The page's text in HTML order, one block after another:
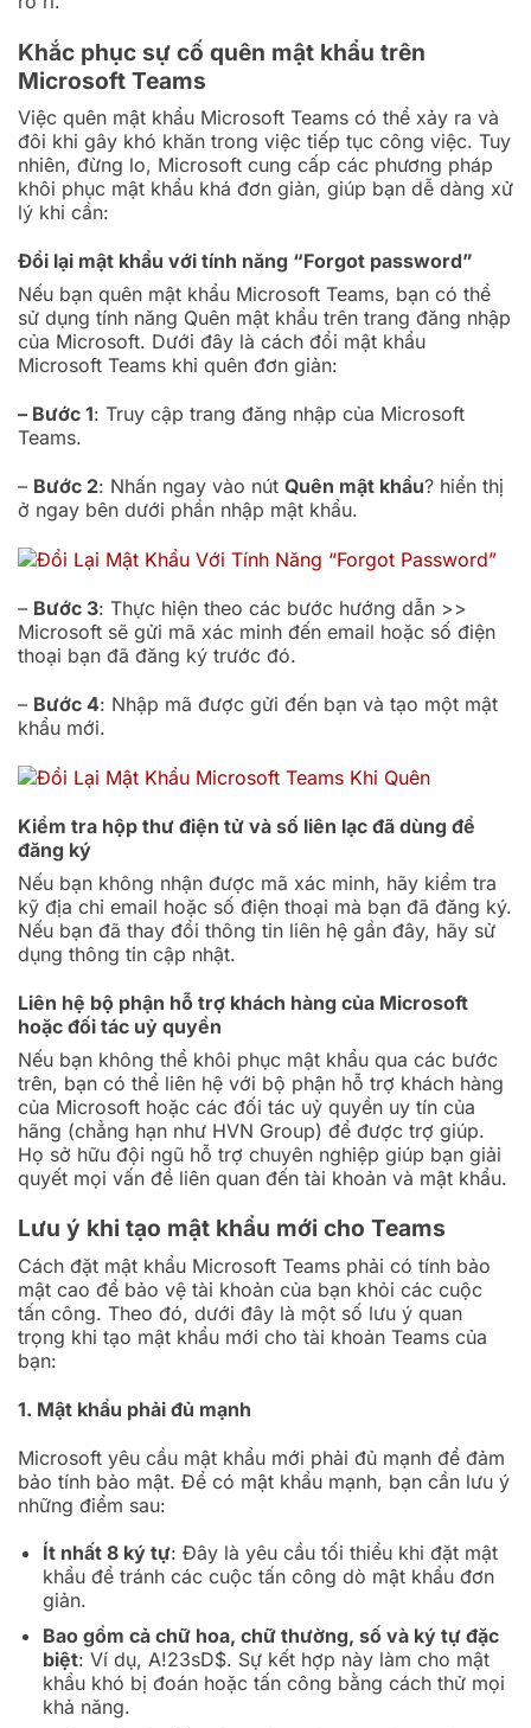
Khắc phục sự cố quên mật khẩu trên
Microsoft Teams
Việc quên mật khẩu Microsoft Teams có thể xảy ra và
đôi khi gây khó khăn trong việc tiếp tục công việc. Tuy
nhiên, đừng lo, Microsoft cung cấp các phương pháp
khôi phục mật khẩu khá đơn giản, giúp bạn dễ dàng xử
lý khi cần:
Đổi lại mật khẩu với tính năng “Forgot password”
Nếu bạn quên mật khẩu Microsoft Teams, bạn có thể
sử dụng tính năng Quên mật khẩu trên trang đăng nhập
của Microsoft. Dưới đây là cách đổi mật khẩu
Microsoft Teams khi quên đơn giản:
– Bước 1: Truy cập trang đăng nhập của Microsoft
Teams.
– Bước 2: Nhấn ngay vào nút Quên mật khẩu? hiển thị
ở ngay bên dưới phần nhập mật khẩu.
– Bước 3: Thực hiện theo các bước hướng dẫn >>
Microsoft sẽ gửi mã xác minh đến email hoặc số điện
thoại bạn đã đăng ký trước đó.
– Bước 4: Nhập mã được gửi đến bạn và tạo một mật
khẩu mới.
Kiểm tra hộp thư điện tử và số liên lạc đã dùng để
đăng ký
Nếu bạn không nhận được mã xác minh, hãy kiểm tra
kỹ địa chỉ email hoặc số điện thoại mà bạn đã đăng ký.
Nếu bạn đã thay đổi thông tin liên hệ gần đây, hãy sử
dụng thông tin cập nhật.
Liên hệ bộ phận hỗ trợ khách hàng của Microsoft
hoặc đối tác uỷ quyền
Nếu bạn không thể khôi phục mật khẩu qua các bước
trên, bạn có thể liên hệ với bộ phận hỗ trợ khách hàng
của Microsoft hoặc các đối tác uỷ quyền uy tín của
hãng (chẳng hạn như HVN Group) để được trợ giúp.
Họ sở hữu đội ngũ hỗ trợ chuyên nghiệp giúp bạn giải
quyết mọi vấn đề liên quan đến tài khoản và mật khẩu.
Lưu ý khi tạo mật khẩu mới cho Teams
Cách đặt mật khẩu Microsoft Teams phải có tính bảo
mật cao để bảo vệ tài khoản của bạn khỏi các cuộc
tấn công. Theo đó, dưới đây là một số lưu ý quan
trọng khi tạo mật khẩu mới cho tài khoản Teams của
bạn:
1. Mật khẩu phải đủ mạnh
Microsoft yêu cầu mật khẩu mới phải đủ mạnh để đảm
bảo tính bảo mật. Để có mật khẩu mạnh, bạn cần lưu ý
những điểm sau:
Ít nhất 8 ký tự: Đây là yêu cầu tối thiểu khi đặt mật
khẩu để tránh các cuộc tấn công dò mật khẩu đơn
giản.
Bao gồm cả chữ hoa, chữ thường, số và ký tự đặc
biệt: Ví dụ, A!23sD$. Sự kết hợp này làm cho mật
khẩu khó bị đoán hoặc tấn công bằng cách thử mọi
khả năng.